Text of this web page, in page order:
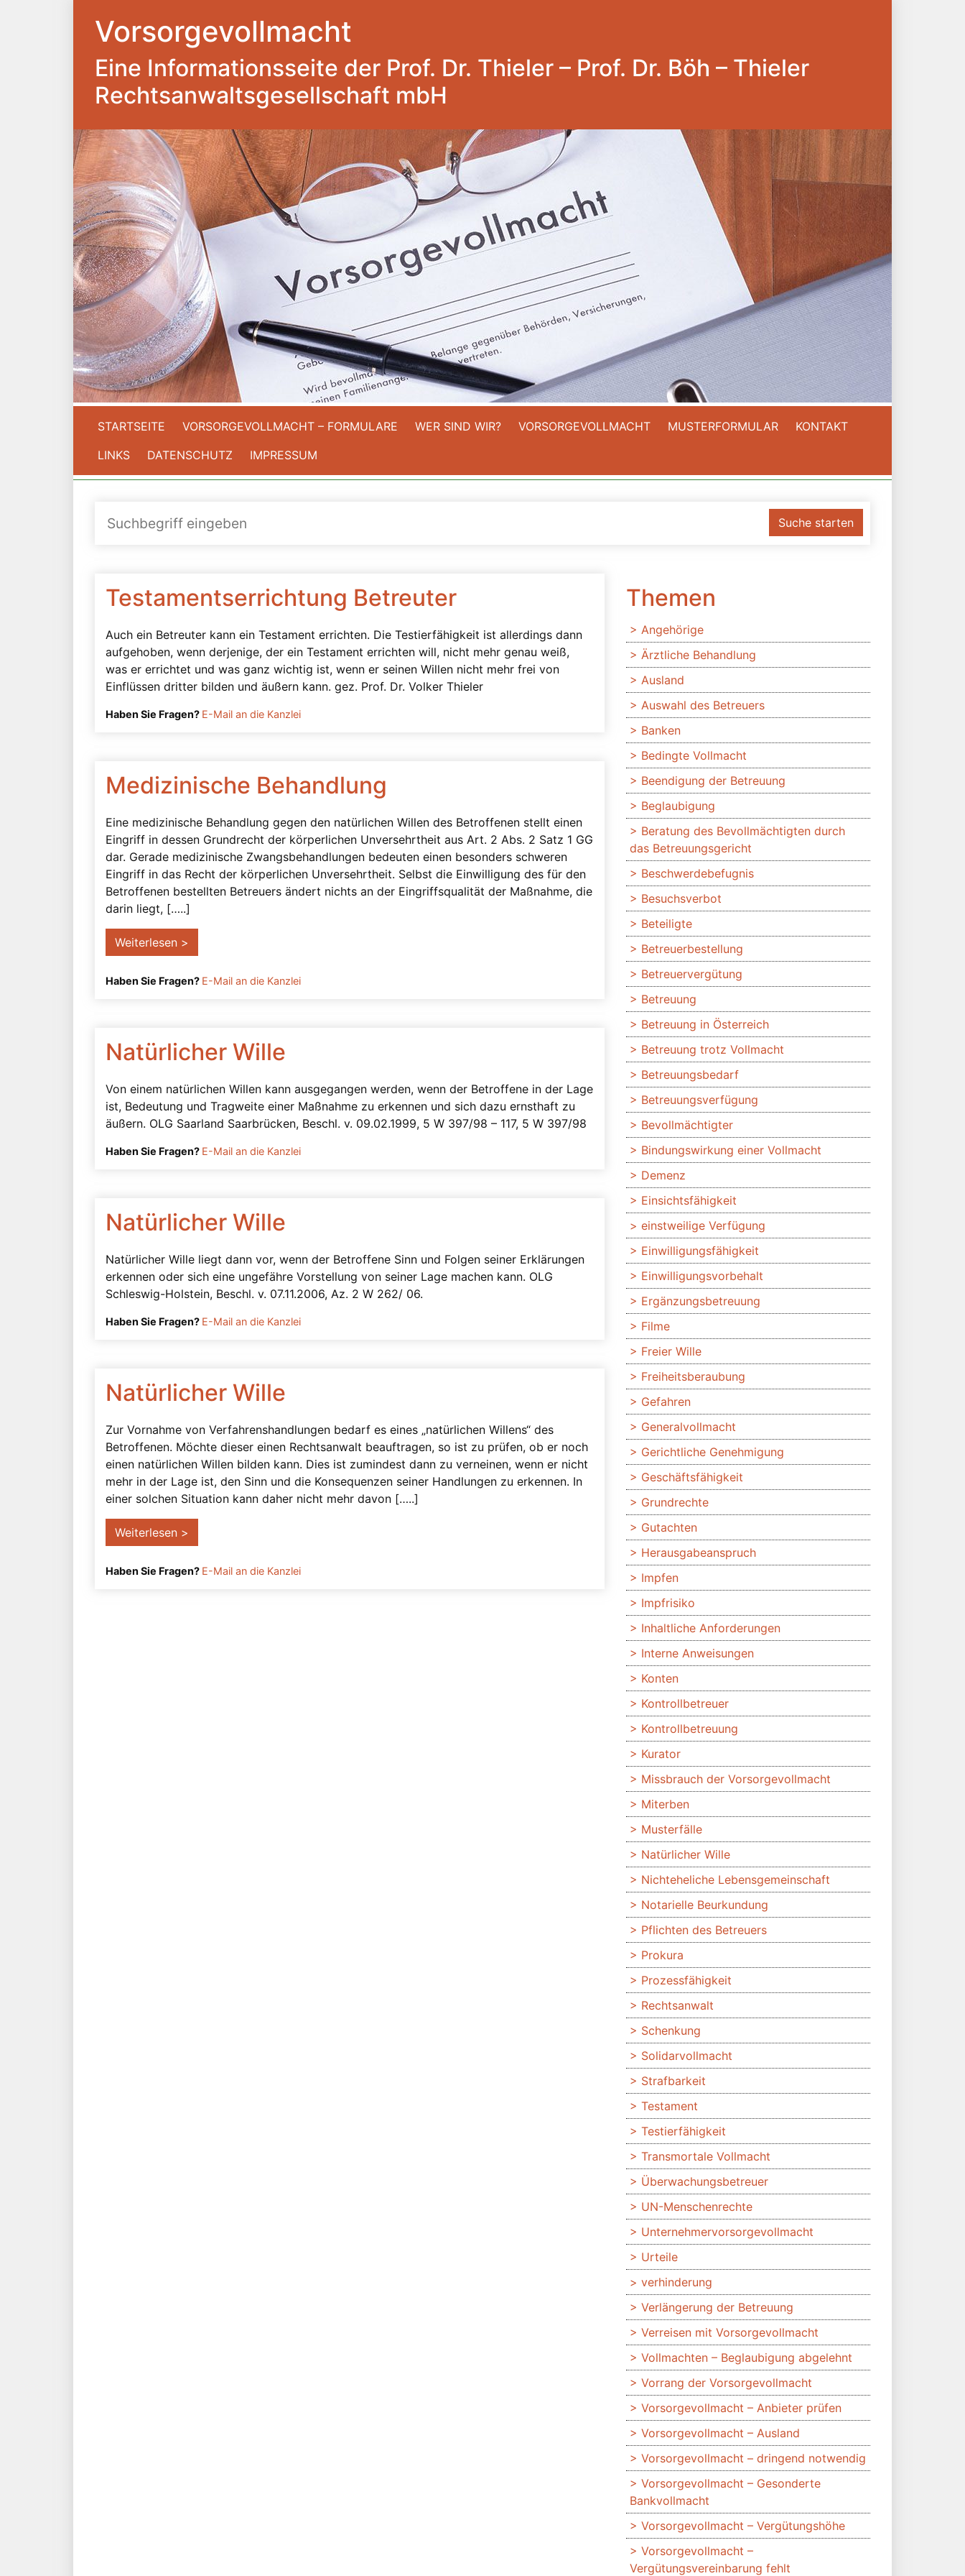
Vorsorgevollmacht
Eine Informationsseite der Prof. Dr. Thieler – Prof. Dr. Böh – Thieler
Rechtsanwaltsgesellschaft mbH
STARTSEITE VORSORGEVOLLMACHT – FORMULARE WER SIND WIR? VORSORGEVOLLMACHT MUSTERFORMULAR
KONTAKT
LINKS
DATENSCHUTZ IMPRESSUM
Suche starten
Testamentserrichtung Betreuter
Auch ein Betreuter kann ein Testament errichten. Die Testierfähigkeit ist allerdings dann
aufgehoben, wenn derjenige, der ein Testament errichten will, nicht mehr genau weiß,
was er errichtet und was ganz wichtig ist, wenn er seinen Willen nicht mehr frei von
Einflüssen dritter bilden und äußern kann. gez. Prof. Dr. Volker Thieler
Haben Sie Fragen? E-Mail an die Kanzlei
Medizinische Behandlung
Eine medizinische Behandlung gegen den natürlichen Willen des Betroffenen stellt einen
Eingriff in dessen Grundrecht der körperlichen Unversehrtheit aus Art. 2 Abs. 2 Satz 1 GG
dar. Gerade medizinische Zwangsbehandlungen bedeuten einen besonders schweren
Eingriff in das Recht der körperlichen Unversehrtheit. Selbst die Einwilligung des für den
Betroffenen bestellten Betreuers ändert nichts an der Eingriffsqualität der Maßnahme, die
darin liegt, […..]
Weiterlesen >
Haben Sie Fragen? E-Mail an die Kanzlei
Natürlicher Wille
Von einem natürlichen Willen kann ausgegangen werden, wenn der Betroffene in der Lage
ist, Bedeutung und Tragweite einer Maßnahme zu erkennen und sich dazu ernsthaft zu
äußern. OLG Saarland Saarbrücken, Beschl. v. 09.02.1999, 5 W 397/98 – 117, 5 W 397/98
Haben Sie Fragen? E-Mail an die Kanzlei
Natürlicher Wille
Natürlicher Wille liegt dann vor, wenn der Betroffene Sinn und Folgen seiner Erklärungen
erkennen oder sich eine ungefähre Vorstellung von seiner Lage machen kann. OLG
Schleswig-Holstein, Beschl. v. 07.11.2006, Az. 2 W 262/ 06.
Haben Sie Fragen? E-Mail an die Kanzlei
Natürlicher Wille
Zur Vornahme von Verfahrenshandlungen bedarf es eines „natürlichen Willens“ des
Betroffenen. Möchte dieser einen Rechtsanwalt beauftragen, so ist zu prüfen, ob er noch
einen natürlichen Willen bilden kann. Dies ist zumindest dann zu verneinen, wenn er nicht
mehr in der Lage ist, den Sinn und die Konsequenzen seiner Handlungen zu erkennen. In
einer solchen Situation kann daher nicht mehr davon […..]
Weiterlesen >
Haben Sie Fragen? E-Mail an die Kanzlei
Themen
Angehörige
Ärztliche Behandlung
Ausland
Auswahl des Betreuers
Banken
Bedingte Vollmacht
Beendigung der Betreuung
Beglaubigung
Beratung des Bevollmächtigten durch
das Betreuungsgericht
Beschwerdebefugnis
Besuchsverbot
Beteiligte
Betreuerbestellung
Betreuervergütung
Betreuung
Betreuung in Österreich
Betreuung trotz Vollmacht
Betreuungsbedarf
Betreuungsverfügung
Bevollmächtigter
Bindungswirkung einer Vollmacht
Demenz
Einsichtsfähigkeit
einstweilige Verfügung
Einwilligungsfähigkeit
Einwilligungsvorbehalt
Ergänzungsbetreuung
Filme
Freier Wille
Freiheitsberaubung
Gefahren
Generalvollmacht
Gerichtliche Genehmigung
Geschäftsfähigkeit
Grundrechte
Gutachten
Herausgabeanspruch
Impfen
Impfrisiko
Inhaltliche Anforderungen
Interne Anweisungen
Konten
Kontrollbetreuer
Kontrollbetreuung
Kurator
Missbrauch der Vorsorgevollmacht
Miterben
Musterfälle
Natürlicher Wille
Nichteheliche Lebensgemeinschaft
Notarielle Beurkundung
Pflichten des Betreuers
Prokura
Prozessfähigkeit
Rechtsanwalt
Schenkung
Solidarvollmacht
Strafbarkeit
Testament
Testierfähigkeit
Transmortale Vollmacht
Überwachungsbetreuer
UN-Menschenrechte
Unternehmervorsorgevollmacht
Urteile
verhinderung
Verlängerung der Betreuung
Verreisen mit Vorsorgevollmacht
Vollmachten – Beglaubigung abgelehnt
Vorrang der Vorsorgevollmacht
Vorsorgevollmacht – Anbieter prüfen
Vorsorgevollmacht – Ausland
Vorsorgevollmacht – dringend notwendig
Vorsorgevollmacht – Gesonderte
Bankvollmacht
Vorsorgevollmacht – Vergütungshöhe
Vorsorgevollmacht –
Vergütungsvereinbarung fehlt